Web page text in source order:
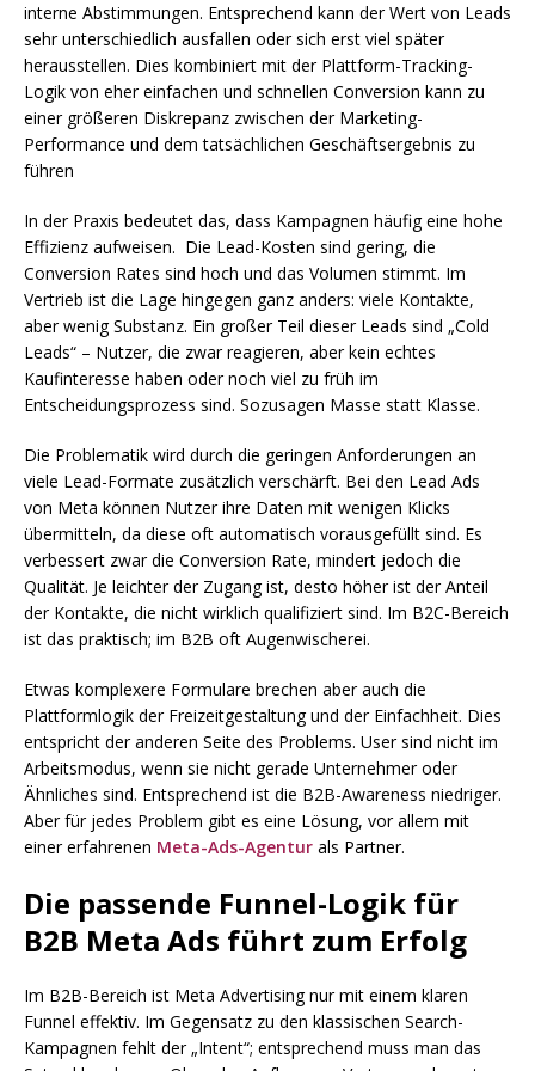
interne Abstimmungen. Entsprechend kann der Wert von Leads
sehr unterschiedlich ausfallen oder sich erst viel später
herausstellen. Dies kombiniert mit der Plattform-Tracking-
Logik von eher einfachen und schnellen Conversion kann zu
einer größeren Diskrepanz zwischen der Marketing-
Performance und dem tatsächlichen Geschäftsergebnis zu
führen
In der Praxis bedeutet das, dass Kampagnen häufig eine hohe
Effizienz aufweisen. Die Lead-Kosten sind gering, die
Conversion Rates sind hoch und das Volumen stimmt. Im
Vertrieb ist die Lage hingegen ganz anders: viele Kontakte,
aber wenig Substanz. Ein großer Teil dieser Leads sind „Cold
Leads“ – Nutzer, die zwar reagieren, aber kein echtes
Kaufinteresse haben oder noch viel zu früh im
Entscheidungsprozess sind. Sozusagen Masse statt Klasse.
Die Problematik wird durch die geringen Anforderungen an
viele Lead-Formate zusätzlich verschärft. Bei den Lead Ads
von Meta können Nutzer ihre Daten mit wenigen Klicks
übermitteln, da diese oft automatisch vorausgefüllt sind. Es
verbessert zwar die Conversion Rate, mindert jedoch die
Qualität. Je leichter der Zugang ist, desto höher ist der Anteil
der Kontakte, die nicht wirklich qualifiziert sind. Im B2C-Bereich
ist das praktisch; im B2B oft Augenwischerei.
Etwas komplexere Formulare brechen aber auch die
Plattformlogik der Freizeitgestaltung und der Einfachheit. Dies
entspricht der anderen Seite des Problems. User sind nicht im
Arbeitsmodus, wenn sie nicht gerade Unternehmer oder
Ähnliches sind. Entsprechend ist die B2B-Awareness niedriger.
Aber für jedes Problem gibt es eine Lösung, vor allem mit
einer erfahrenen Meta-Ads-Agentur als Partner.
Die passende Funnel-Logik für
B2B Meta Ads führt zum Erfolg
Im B2B-Bereich ist Meta Advertising nur mit einem klaren
Funnel effektiv. Im Gegensatz zu den klassischen Search-
Kampagnen fehlt der „Intent“; entsprechend muss man das